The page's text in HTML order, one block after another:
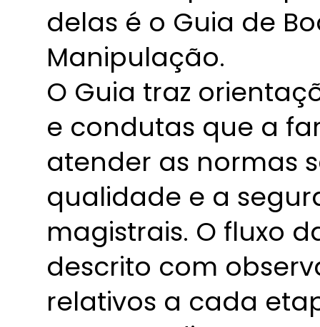
delas é o Guia de
Manipulação.
O Guia traz
e condutas que a
atender as normas
qualidade e a
magistrais. O fluxo
descrito com
relativos a cada